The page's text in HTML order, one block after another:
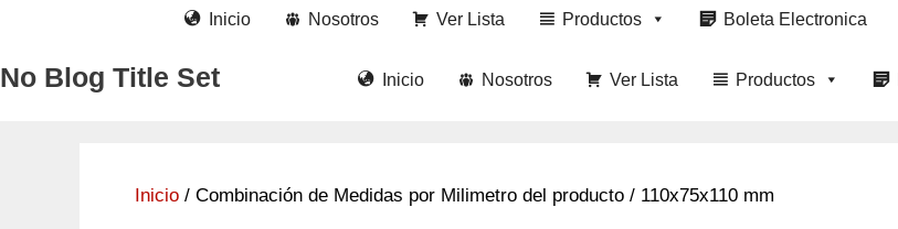
contenido
Inicio Nosotros Ver Lista Productos Boleta Electronica
No Blog Title Set Inicio Nosotros Ver Lista Productos
Inicio / Combinación de Medidas por Milimetro del producto / 110x75x110 mm